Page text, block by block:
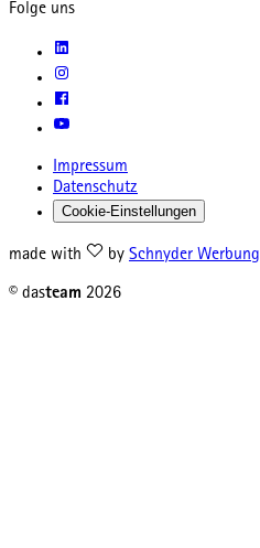
Folge uns
Impressum
Datenschutz
Cookie-Einstellungen
made with by Schnyder Werbung
© dasteam 2026